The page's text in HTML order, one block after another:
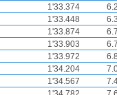
1'33.374
1'33.448
1'33.874
1'33.903
1'33.972
1'34.204
1'34.567